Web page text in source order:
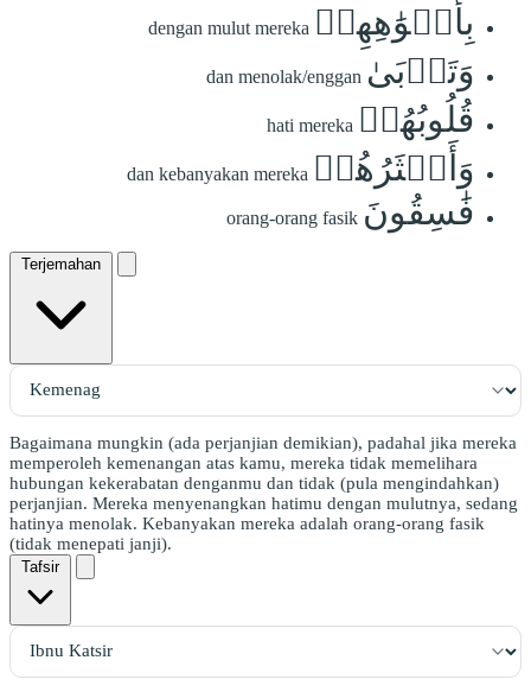
بِأَفۡوَٰهِهِمۡ dengan mulut mereka
وَتَأۡبَىٰ dan menolak/enggan
قُلُوبُهُمۡ hati mereka
وَأَكۡثَرُهُمۡ dan kebanyakan mereka
فَٰسِقُونَ orang-orang fasik
Terjemahan
Bagaimana mungkin (ada perjanjian demikian), padahal jika mereka
memperoleh kemenangan atas kamu, mereka tidak memelihara
hubungan kekerabatan denganmu dan tidak (pula mengindahkan)
perjanjian. Mereka menyenangkan hatimu dengan mulutnya, sedang
hatinya menolak. Kebanyakan mereka adalah orang-orang fasik
(tidak menepati janji).
Tafsir